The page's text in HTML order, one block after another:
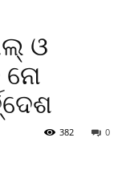
ଓ
ନୋ
0
382